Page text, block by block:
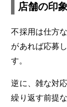
店舗の印
不採用は仕方
があれば応募
す。
逆に、雑な対
繰り返す前提